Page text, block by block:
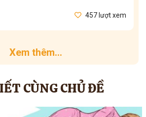
457 lượt xem
Xem thêm...
CÙNG CHỦ ĐỀ